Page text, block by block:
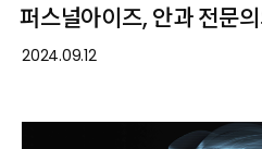
퍼스널아이즈, 안과 전문
2024.09.12